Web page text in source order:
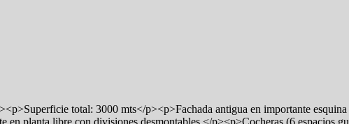
total: 3000 mts</p><p>Fachada antigua en importante
planta libre con divisiones desmontables.</p><p>Cocheras (6 espacios